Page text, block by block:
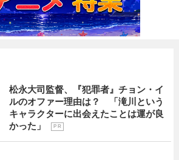
松永大司監督、『犯罪者』チョン・イ
ルのオファー理由は？ 「滝川という
キャラクターに出会えたことは運が良
かった」
P R